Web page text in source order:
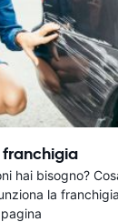
franchigia
hai bisogno?
la